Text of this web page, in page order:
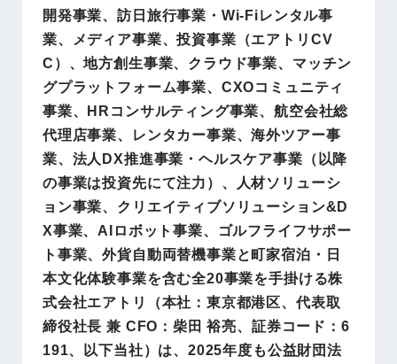
開発事業、訪日旅行事業・Wi-Fiレンタル事
業、メディア事業、投資事業（エアトリCV
C）、地方創生事業、クラウド事業、マッチン
グプラットフォーム事業、CXOコミュニティ
事業、HRコンサルティング事業、航空会社総
代理店事業、レンタカー事業、海外ツアー事
業、法人DX推進事業・ヘルスケア事業（以降
の事業は投資先にて注力）、人材ソリューシ
ョン事業、クリエイティブソリューション&D
X事業、AIロボット事業、ゴルフライフサポー
ト事業、外貨自動両替機事業と町家宿泊・日
本文化体験事業を含む全20事業を手掛ける株
式会社エアトリ（本社：東京都港区、代表取
締役社長 兼 CFO：柴田 裕亮、証券コード：6
191、以下当社）は、2025年度も公益財団法